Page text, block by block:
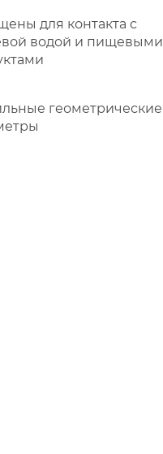
для контакта с
водой и пищевыми
геометрические